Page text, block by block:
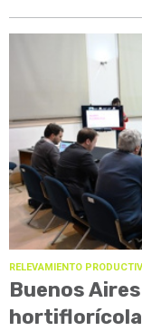
RELEVAMIENTO
Buenos
hortiflorícola